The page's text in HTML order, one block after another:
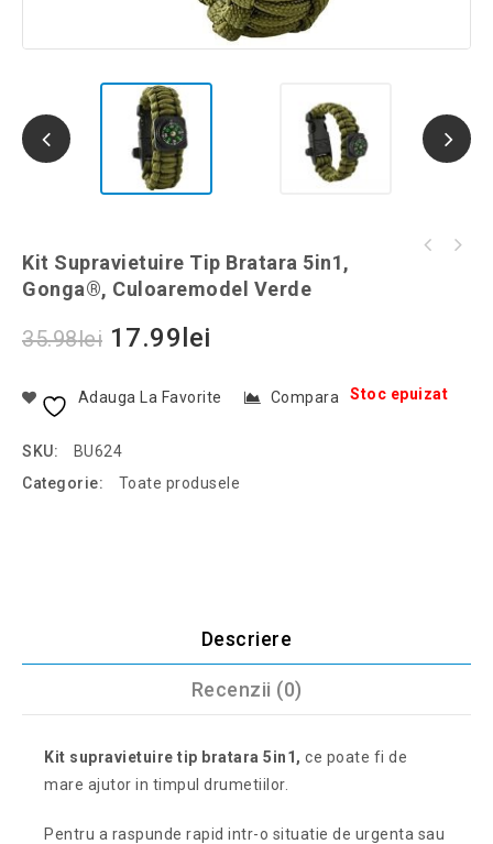
Kit Supravietuire Tip Bratara 5in1,
Gonga®, Culoaremodel Verde
35.98lei 17.99 lei
Stoc epuizat
Adauga La Favorite Compara
SKU:
BU624
Categorie:
Toate produsele
Descriere
Recenzii (0)
Kit supravietuire tip bratara 5in1, ce poate fi de
mare ajutor in timpul drumetiilor.
Pentru a raspunde rapid intr-o situatie de urgenta sau